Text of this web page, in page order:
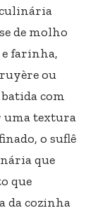
culinária
de molho
e farinha,
ou
com
uma textura
o suflê
que
que
da cozinha